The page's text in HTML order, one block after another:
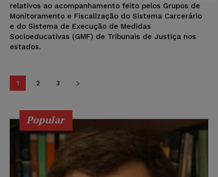
relativos ao acompanhamento feito pelos Grupos de
Monitoramento e Fiscalização do Sistema Carcerário
e do Sistema de Execução de Medidas
Socioeducativas (GMF) de Tribunais de Justiça nos
estados.
1 2 3
Popular